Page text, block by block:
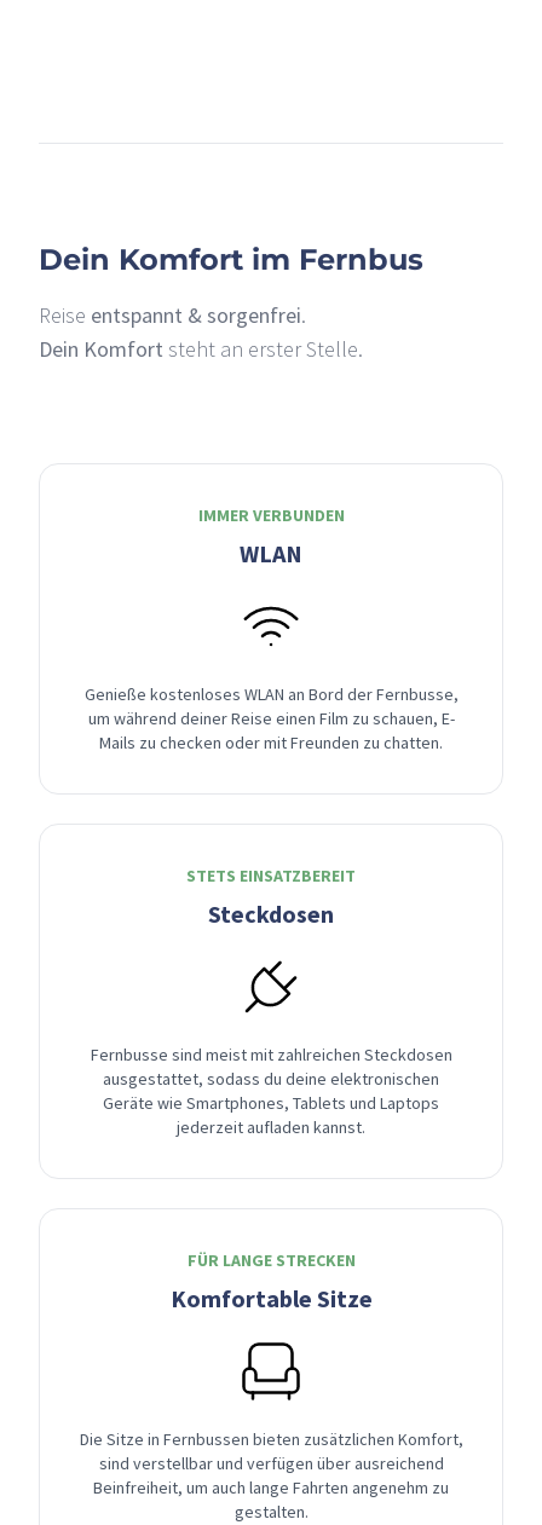
Dein Komfort im Fernbus
Reise entspannt & sorgenfrei.
Dein Komfort steht an erster Stelle.
IMMER VERBUNDEN
WLAN
Genieße kostenloses WLAN an Bord der Fernbusse,
um während deiner Reise einen Film zu schauen, E-
Mails zu checken oder mit Freunden zu chatten.
STETS EINSATZBEREIT
Steckdosen
Fernbusse sind meist mit zahlreichen Steckdosen
ausgestattet, sodass du deine elektronischen
Geräte wie Smartphones, Tablets und Laptops
jederzeit aufladen kannst.
FÜR LANGE STRECKEN
Komfortable Sitze
Die Sitze in Fernbussen bieten zusätzlichen Komfort,
sind verstellbar und verfügen über ausreichend
Beinfreiheit, um auch lange Fahrten angenehm zu
gestalten.